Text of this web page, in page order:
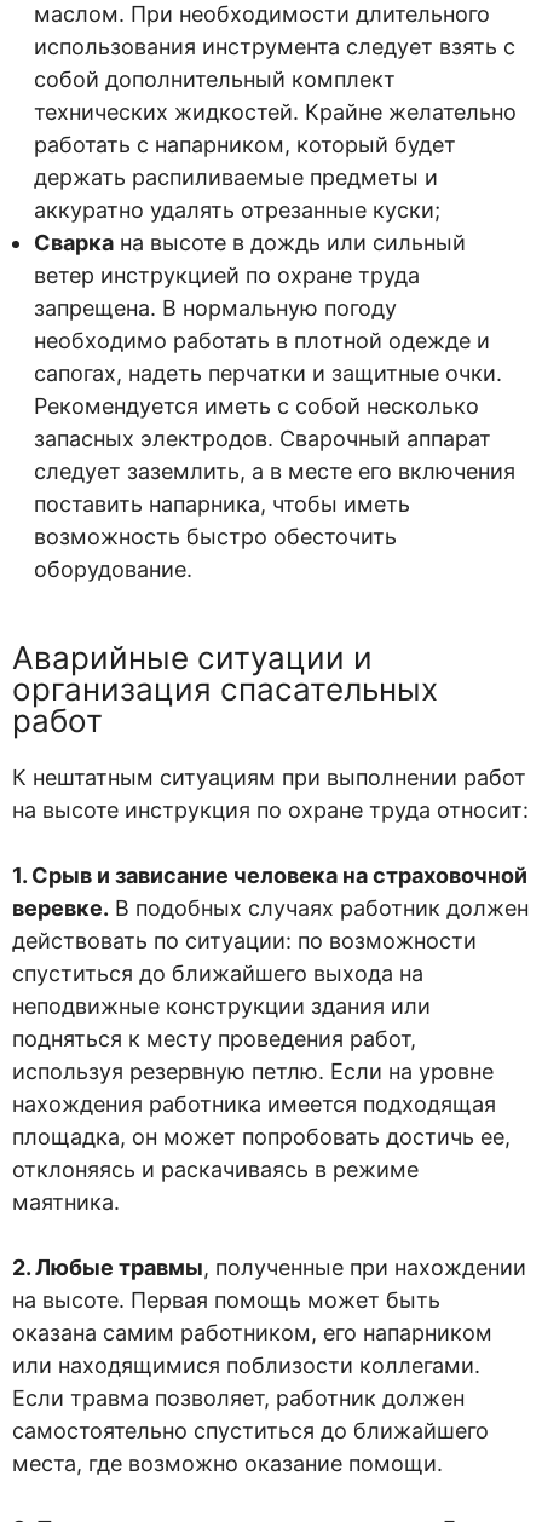
маслом. При необходимости длительного
использования инструмента следует взять с
собой дополнительный комплект
технических жидкостей. Крайне желательно
работать с напарником, который будет
держать распиливаемые предметы и
аккуратно удалять отрезанные куски;
Сварка на высоте в дождь или сильный
ветер инструкцией по охране труда
запрещена. В нормальную погоду
необходимо работать в плотной одежде и
сапогах, надеть перчатки и защитные очки.
Рекомендуется иметь с собой несколько
запасных электродов. Сварочный аппарат
следует заземлить, а в месте его включения
поставить напарника, чтобы иметь
возможность быстро обесточить
оборудование.
Аварийные ситуации и
организация спасательных
работ
К нештатным ситуациям при выполнении работ
на высоте инструкция по охране труда относит:
1. Срыв и зависание человека на страховочной
веревке. В подобных случаях работник должен
действовать по ситуации: по возможности
спуститься до ближайшего выхода на
неподвижные конструкции здания или
подняться к месту проведения работ,
используя резервную петлю. Если на уровне
нахождения работника имеется подходящая
площадка, он может попробовать достичь ее,
отклоняясь и раскачиваясь в режиме
маятника.
2. Любые травмы, полученные при нахождении
на высоте. Первая помощь может быть
оказана самим работником, его напарником
или находящимися поблизости коллегами.
Если травма позволяет, работник должен
самостоятельно спуститься до ближайшего
места, где возможно оказание помощи.